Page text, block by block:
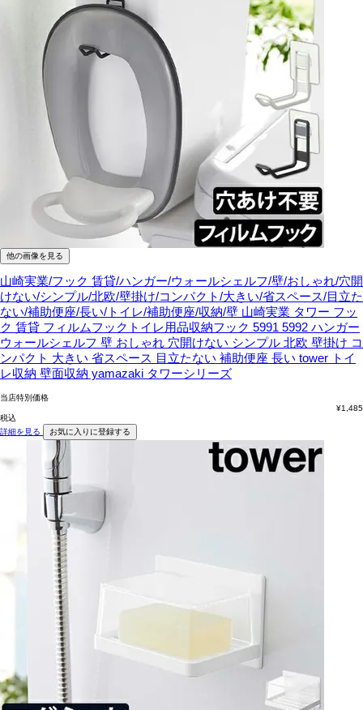
他の画像を見る
山崎実業/フック 賃貸/ハンガー/ウォールシェルフ/壁/おしゃれ/穴開
けない/シンプル/北欧/壁掛け/コンパクト/大きい/省スペース/目立た
ない/補助便座/長い/トイレ/補助便座/収納/壁 山崎実業 タワー フッ
ク 賃貸 フィルムフックトイレ用品収納フック 5991 5992 ハンガー
ウォールシェルフ 壁 おしゃれ 穴開けない シンプル 北欧 壁掛け コ
ンパクト 大きい 省スペース 目立たない 補助便座 長い tower トイ
レ収納 壁面収納 yamazaki タワーシリーズ
当店特別価格
¥1,485
税込
詳細を見る
お気に入りに登録する